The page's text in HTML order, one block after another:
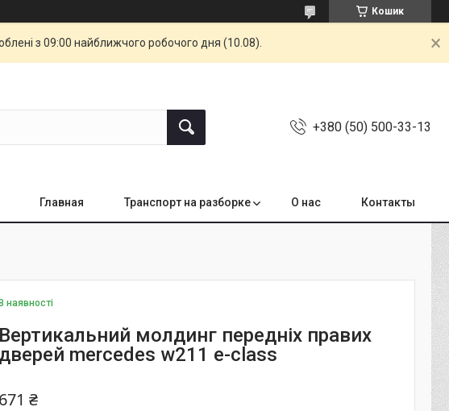
Кошик
з 09:00 найближчого робочого дня (10.08).
+380 (50) 500-33-13
Главная Транспорт на разборке О нас Контакты
В наявності
Вертикальний молдинг передніх правих
дверей mercedes w211 e-class
671 ₴